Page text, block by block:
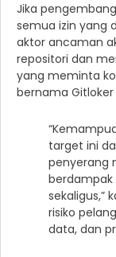
Jika
semua izin yang
aktor ancaman
repositori dan
yang meminta
bernama
target ini
penyerang
sekaligus,”
risiko
data, dan